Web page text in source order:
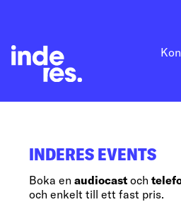
INDERES EVENTS
Boka en audiocast och
och enkelt till ett fast pris.